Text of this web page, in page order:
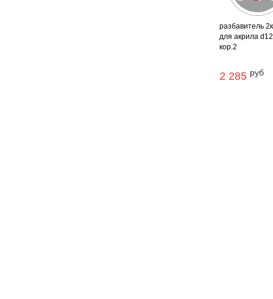
разбавитель
для акрила
кор.2
2 285 руб